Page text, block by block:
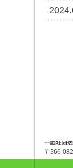
深谷市観
〒366-